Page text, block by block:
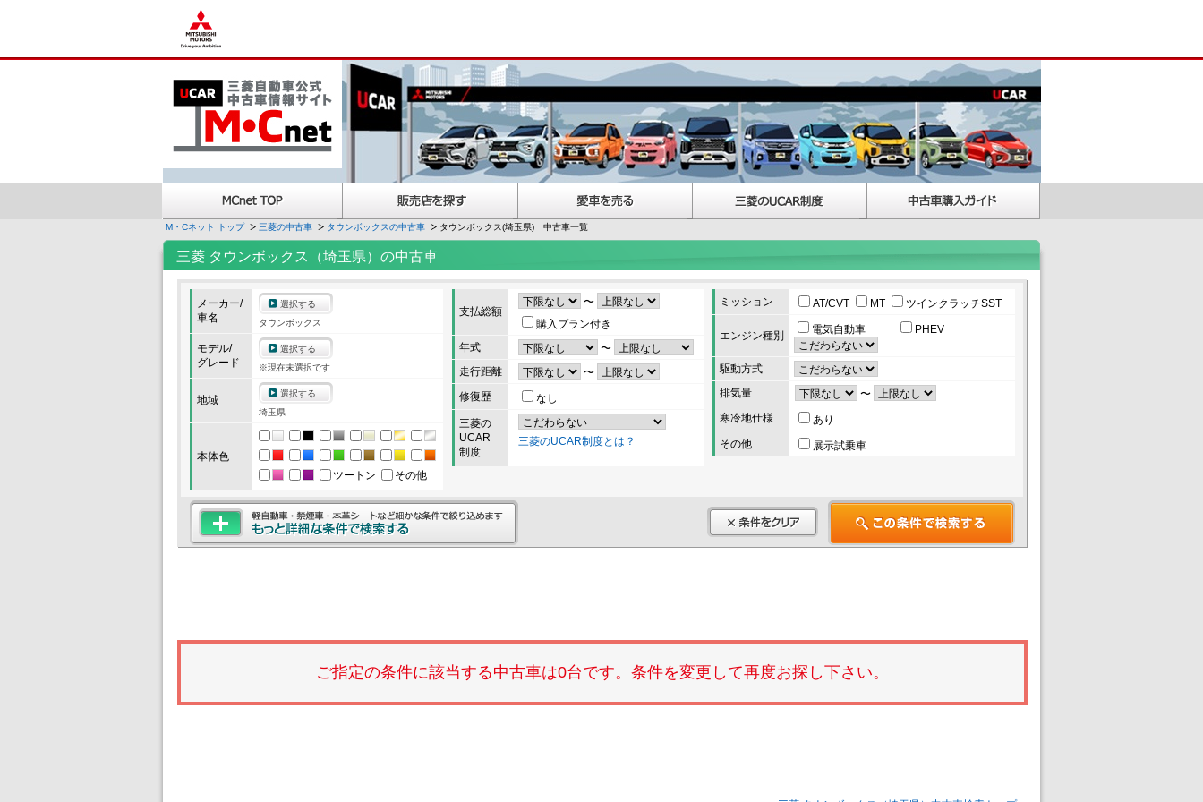
M・Cネット トップ 三菱の中古車 タウンボックスの中古車 タウンボックス(埼玉県) 中古車一覧
三菱 タウンボックス（埼玉県）の中古車
メーカー/
車名
選択する
タウンボックス
モデル/
グレード
選択する
※現在未選択です
地域
選択する
埼玉県
本体色
ツートン
その他
支払総額
〜
購入プラン付き
年式
〜
走行距離
〜
修復歴
なし
三菱の
UCAR
制度
三菱のUCAR制度とは？
ミッション AT/CVT MT ツインクラッチSST
エンジン種別 電気自動車 PHEV
駆動方式
排気量
〜
寒冷地仕様
あり
その他
展示試乗車
ご指定の条件に該当する中古車は0台です。条件を変更して再度お探し下さい。